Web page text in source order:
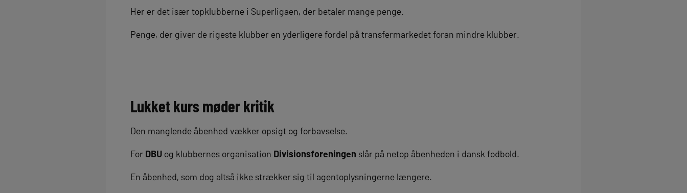
Her er det især topklubberne i Superligaen, der betaler mange penge.
Penge, der giver de rigeste klubber en yderligere fordel på transfermarkedet foran mindre klubber.
Lukket kurs møder kritik
Den manglende åbenhed vækker opsigt og forbavselse.
For DBU og klubbernes organisation Divisionsforeningen slår på netop åbenheden i dansk fodbold.
En åbenhed, som dog altså ikke strækker sig til agentoplysningerne længere.